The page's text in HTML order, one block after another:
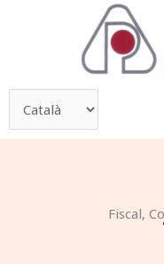
Fiscal,